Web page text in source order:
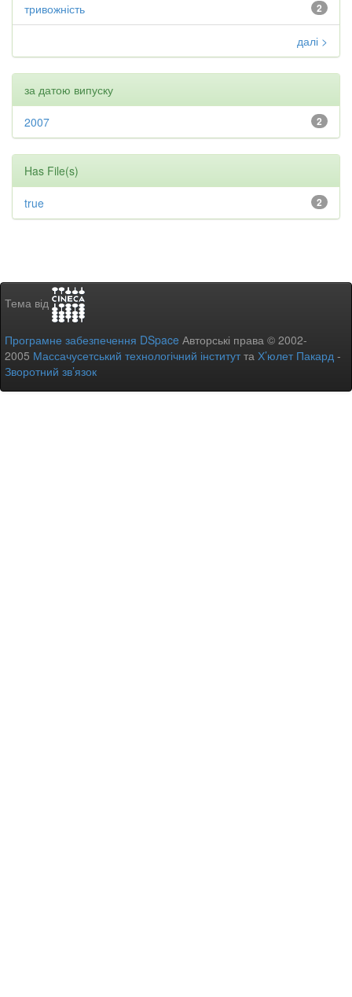
2
тривожність
далі >
за датою випуску
2
2007
Has File(s)
2
true
Тема від
Програмне забезпечення DSpace Авторські права © 2002-
2005 Массачусетський технологічний інститутта Х’юлет Пакард -
Зворотний зв’язок